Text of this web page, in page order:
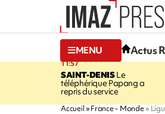
MENU Actus
11:57
SAINT-DENISLe
téléphérique Papang a
repris du service
Accueil France - Monde